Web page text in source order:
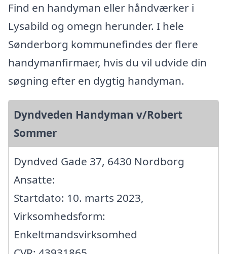
Find en handyman eller håndværker i
Lysabild og omegn herunder. I hele
Sønderborg kommunefindes der flere
handymanfirmaer, hvis du vil udvide din
søgning efter en dygtig handyman.
Dyndveden Handyman v/Robert
Sommer
Dyndved Gade 37, 6430 Nordborg
Ansatte:
Startdato: 10. marts 2023,
Virksomhedsform:
Enkeltmandsvirksomhed